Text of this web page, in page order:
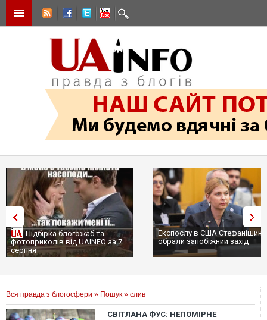
Підбірка блогожаб та
фотоприколів від UAINFO за 7
серпня
Експослу в США
обрали запобіжний захід
Вся правда з блогосфери » Пошук » слив
СВІТЛАНА ФУС: НЕПОМІРНЕ